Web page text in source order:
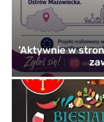
’Aktywnie w